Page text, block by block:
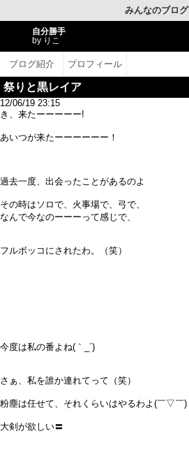
みんなのブログ
自分勝手
by りこ
ブログ紹介 プロフィール
祭りと黒レイア
12/06/19 23:15
き、来たーーーーー!
あいつが来たーーーーーー！
過去一度、出会ったことがあるのよ
その時はソロで、火事場で、弓で、
なんで今なのーーーって感じで、
フルボッコにされたわ。（笑）
今度は私の番よね(｀_´)ゞ
さぁ、私を誰か連れてって（笑）
粉塵は任せて、それくらいはやるわよ(￣▽￣)
大剣が欲しい〓